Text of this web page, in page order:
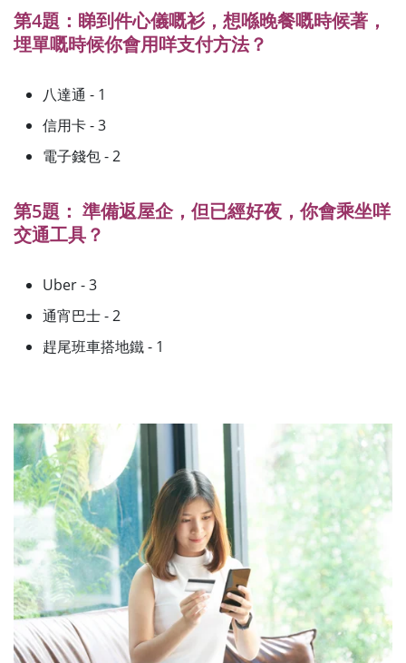
第4題：睇到件心儀嘅衫，想喺晚餐嘅時候著，
埋單嘅時候你會用咩支付方法？
八達通 - 1
信用卡 - 3
電子錢包 - 2
第5題： 準備返屋企，但已經好夜，你會乘坐咩
交通工具？
Uber - 3
通宵巴士 - 2
趕尾班車搭地鐵 - 1